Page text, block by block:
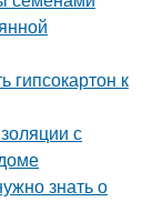
гипсокартон к
с
знать о